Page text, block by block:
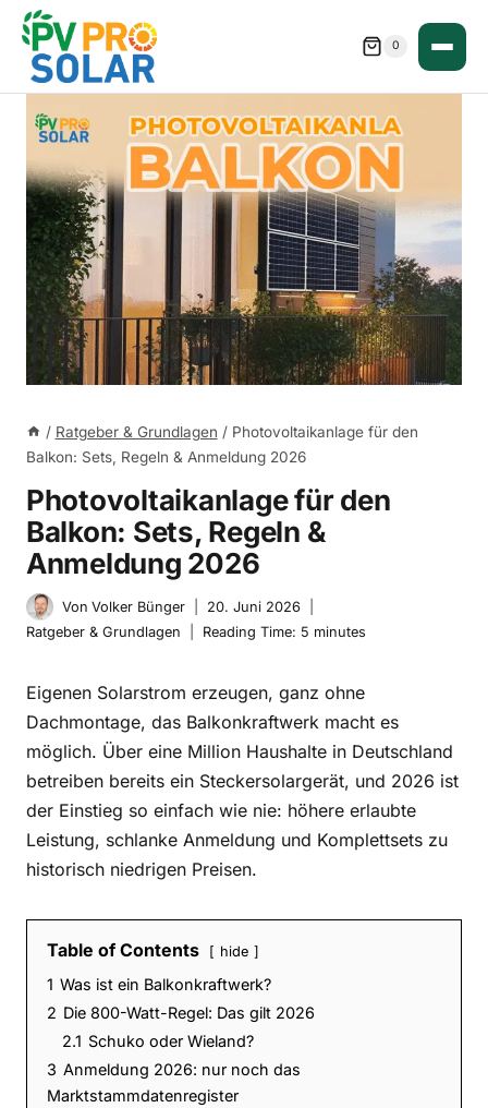
Zum
Inhalt
springen
0
/ Ratgeber & Grundlagen / Photovoltaikanlage für den
Balkon: Sets, Regeln & Anmeldung 2026
Photovoltaikanlage für den
Balkon: Sets, Regeln &
Anmeldung 2026
Von Volker Bünger
20. Juni 2026
Ratgeber & Grundlagen
Reading Time: 5 minutes
Eigenen Solarstrom erzeugen, ganz ohne
Dachmontage, das Balkonkraftwerk macht es
möglich. Über eine Million Haushalte in Deutschland
betreiben bereits ein Steckersolargerät, und 2026 ist
der Einstieg so einfach wie nie: höhere erlaubte
Leistung, schlanke Anmeldung und Komplettsets zu
historisch niedrigen Preisen.
Table of Contents hide
1 Was ist ein Balkonkraftwerk?
2 Die 800-Watt-Regel: Das gilt 2026
2.1 Schuko oder Wieland?
3 Anmeldung 2026: nur noch das
Marktstammdatenregister